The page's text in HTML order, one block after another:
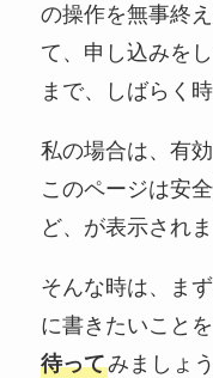
の操作を無事終
て、申し込みを
まで、しばらく
私の場合は、有
このページは安
ど、が表示されま
そんな時は、ま
に書きたいこと
待ってみましょ